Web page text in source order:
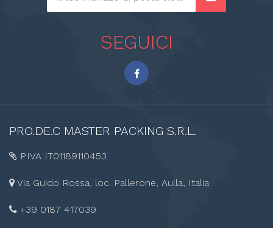
SEGUICI
PRO.DE.C MASTER PACKING S.R.L.
P.IVA IT01189110453
Via Guido Rossa, loc. Pallerone, Aulla, Italia
+39 0187 417039